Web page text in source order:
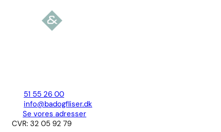
51 55 26 00
info@badogfliser.dk
Se vores adresser
CVR: 32 05 92 79